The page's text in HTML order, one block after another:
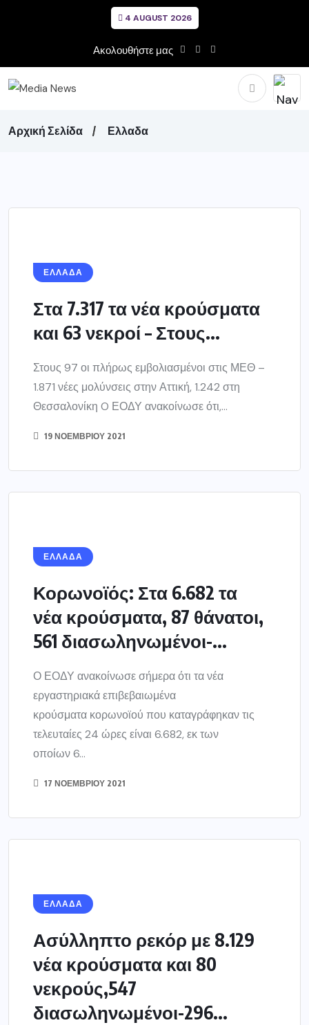
4 AUGUST 2026
Ακολουθήστε μας
Αρχική Σελίδα Ελλαδα
ΕΛΛΑΔΑ
Στα 7.317 τα νέα κρούσματα
και 63 νεκροί – Στους...
Στους 97 οι πλήρως εμβολιασμένοι στις ΜΕΘ –
1.871 νέες μολύνσεις στην Αττική, 1.242 στη
Θεσσαλονίκη O ΕΟΔΥ ανακοίνωσε ότι,...
19 ΝΟΕΜΒΡΊΟΥ 2021
ΕΛΛΑΔΑ
Κορωνοϊός: Στα 6.682 τα
νέα κρούσματα, 87 θάνατοι,
561 διασωληνωμένοι-...
Ο ΕΟΔΥ ανακοίνωσε σήμερα ότι τα νέα
εργαστηριακά επιβεβαιωμένα
κρούσματα κορωνοϊού που καταγράφηκαν τις
τελευταίες 24 ώρες είναι 6.682, εκ των
οποίων 6...
17 ΝΟΕΜΒΡΊΟΥ 2021
ΕΛΛΑΔΑ
Ασύλληπτο ρεκόρ με 8.129
νέα κρούσματα και 80
νεκρούς,547
διασωληνωμένοι-296...